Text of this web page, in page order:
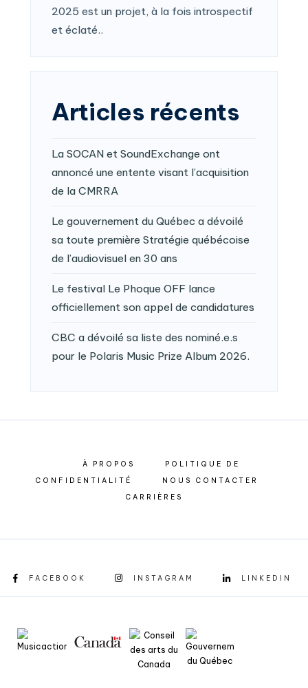
2025 est un projet, à la fois introspectif
et éclaté..
Articles récents
La SOCAN et SoundExchange ont
annoncé une entente visant l’acquisition
de la CMRRA
Le gouvernement du Québec a dévoilé
sa toute première Stratégie québécoise
de l’audiovisuel en 30 ans
Le festival Le Phoque OFF lance
officiellement son appel de candidatures
CBC a dévoilé sa liste des nominé.e.s
pour le Polaris Music Prize Album 2026.
À PROPOS
POLITIQUE DE
CONFIDENTIALITÉ
NOUS CONTACTER
CARRIÈRES
FACEBOOK INSTAGRAM LINKEDIN